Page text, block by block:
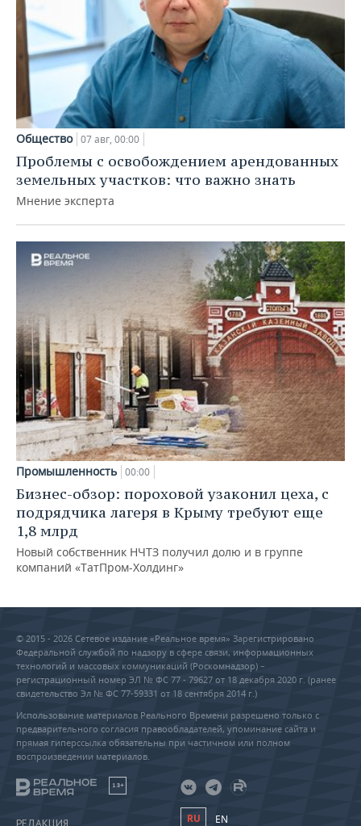
Общество 07 авг, 00:00
Проблемы с освобождением арендованных
земельных участков: что важно знать
Мнение эксперта
Промышленность 00:00
Бизнес-обзор: пороховой узаконил цеха, с
подрядчика лагеря в Крыму требуют еще
1,8 млрд
Новый собственник НЧТЗ получил долю и в группе
компаний «ТатПром-Холдинг»
© 2015 - 2026 Сетевое издание «Реальное время» Зарегистрировано
Федеральной службой по надзору в сфере связи, информационных
технологий и массовых коммуникаций (Роскомнадзор) –
регистрационный номер ЭЛ № ФС 77 - 79627 от 18 декабря 2020 г. (ранее
свидетельство Эл № ФС 77-59331 от 18 сентября 2014 г.)
Использование материалов Реального Времени разрешено только с
предварительного согласия правообладателей, упоминание сайта и
прямая гиперссылка обязательны при частичном или полном
воспроизведении материалов.
18+
РЕДАКЦИЯ RU EN